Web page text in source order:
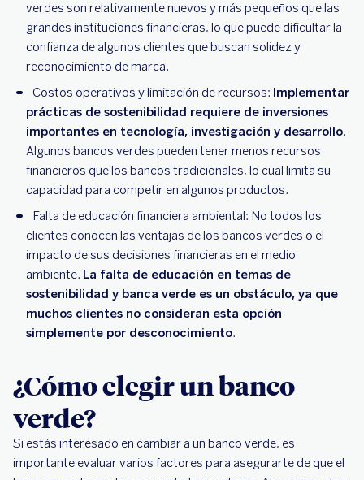
verdes son relativamente nuevos y más pequeños que las
grandes instituciones financieras, lo que puede dificultar la
confianza de algunos clientes que buscan solidez y
reconocimiento de marca.
Costos operativos y limitación de recursos: Implementar
prácticas de sostenibilidad requiere de inversiones
importantes en tecnología, investigación y desarrollo.
Algunos bancos verdes pueden tener menos recursos
financieros que los bancos tradicionales, lo cual limita su
capacidad para competir en algunos productos.
Falta de educación financiera ambiental: No todos los
clientes conocen las ventajas de los bancos verdes o el
impacto de sus decisiones financieras en el medio
ambiente. La falta de educación en temas de
sostenibilidad y banca verde es un obstáculo, ya que
muchos clientes no consideran esta opción
simplemente por desconocimiento.
¿Cómo elegir un banco
verde?
Si estás interesado en cambiar a un banco verde, es
importante evaluar varios factores para asegurarte de que el